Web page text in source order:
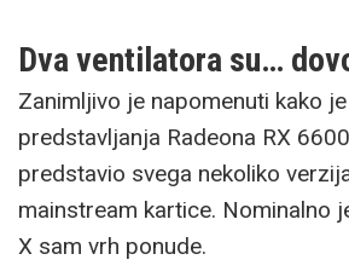
Dva ventilatora su…
Zanimljivo je napomenuti kako
predstavljanja Radeona RX
predstavio svega nekoliko
mainstream kartice. Nominalno
X sam vrh ponude.